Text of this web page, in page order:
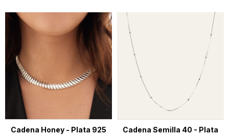
Cadena Honey - Plata 925
Cadena Semilla 40 - Plata